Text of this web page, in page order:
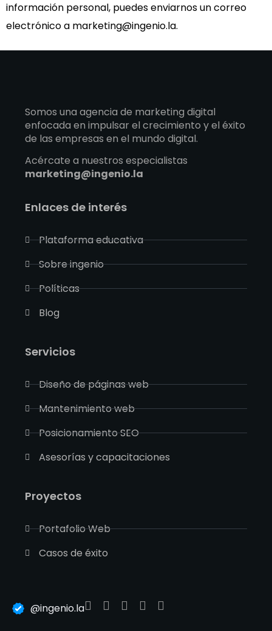
información personal, puedes enviarnos un correo
electrónico a marketing@ingenio.la.
Somos una agencia de marketing digital
enfocada en impulsar el crecimiento y el éxito
de las empresas en el mundo digital.
Acércate a nuestros especialistas
marketing@ingenio.la
Enlaces de interés
Plataforma educativa
Sobre ingenio
Políticas
Blog
Servicios
Diseño de páginas web
Mantenimiento web
Posicionamiento SEO
Asesorías y capacitaciones
Proyectos
Portafolio Web
Casos de éxito
@ingenio.la